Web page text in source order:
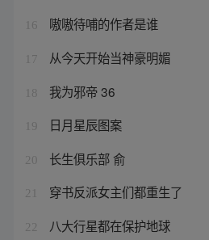
16 嗷嗷待哺的作者是谁
17 从今天开始当神豪明媚
18 我为邪帝 36
19 日月星辰图案
20 长生俱乐部 俞
21 穿书反派女主们都重生了
22 八大行星都在保护地球